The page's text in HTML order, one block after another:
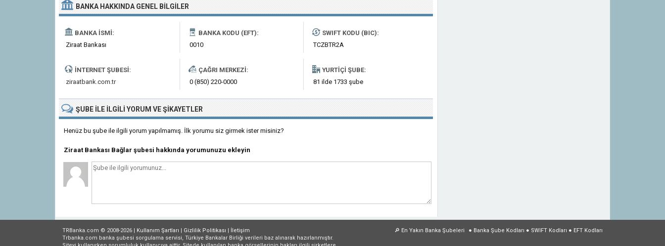
BANKA HAKKINDA GENEL BILGILER
BANKA İSMI:
Ziraat Bankası
BANKA KODU (EFT):
0010
SWIFT KODU (BIC):
TCZBTR2A
İNTERNET ŞUBESI:
ziraatbank.com.tr
ÇAĞRI MERKEZI:
0 (850) 220-0000
YURTIÇI ŞUBE:
81 ilde 1733 şube
ŞUBE ILE İLGILIYORUM VE ŞIKAYETLER
Henüz bu şube ile ilgili yorum yapılmamış. İlk yorumu siz girmek ister misiniz?
Ziraat Bankası Bağlar şubesi hakkında yorumunuzu ekleyin
● Banka Şube Kodları ● SWIFT Kodları ● EFT Kodları
🔎 En Yakın Banka Şubeleri
TRBanka.com © 2008-2026 | Kullanım Şartları | Gizlilik Politikası | İletişim
Trbanka.com banka şubesi sorgulama servisi, Türkiye Bankalar Birliği verileri baz alınarak hazırlanmıştır.